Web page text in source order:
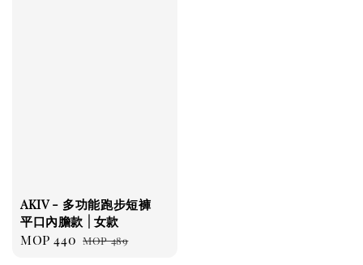
AKIV - 多功能跑步短褲
平口內膽款 | 女款
Sale
MOP 440 Regular
MOP 489